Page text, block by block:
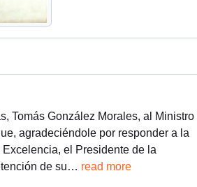
Tomás González Morales, al Ministro
agradeciéndole por responder a la
el Presidente de la
de su… read more